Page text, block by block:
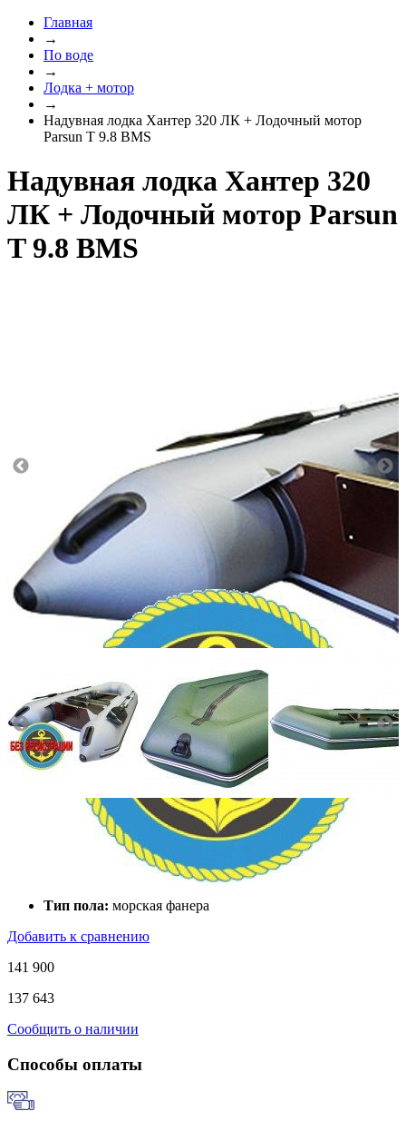
Главная
→
По воде
→
Лодка + мотор
→
Надувная лодка Хантер 320 ЛК + Лодочный мотор
Parsun T 9.8 BMS
Надувная лодка Хантер 320
ЛК + Лодочный мотор Parsun
T 9.8 BMS
Количество мест:3
Масса комплекта:
63
Мощность мотора:9.8
Тактность двигателя:2
Тип пола: морская фанера
Добавить к сравнению
141 900
137 643
Сообщить о наличии
Способы оплаты